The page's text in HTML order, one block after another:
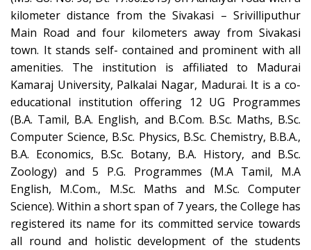
kilometer distance from the Sivakasi – Srivilliputhur
Main Road and four kilometers away from Sivakasi
town. It stands self- contained and prominent with all
amenities. The institution is affiliated to Madurai
Kamaraj University, Palkalai Nagar, Madurai. It is a co-
educational institution offering 12 UG Programmes
(B.A. Tamil, B.A. English, and B.Com. B.Sc. Maths, B.Sc.
Computer Science, B.Sc. Physics, B.Sc. Chemistry, B.B.A.,
B.A. Economics, B.Sc. Botany, B.A. History, and B.Sc.
Zoology) and 5 P.G. Programmes (M.A Tamil, M.A
English, M.Com., M.Sc. Maths and M.Sc. Computer
Science). Within a short span of 7 years, the College has
registered its name for its committed service towards
all round and holistic development of the students